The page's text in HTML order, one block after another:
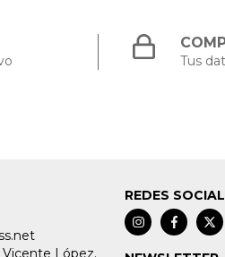
Tus
Vicente López.
REDES